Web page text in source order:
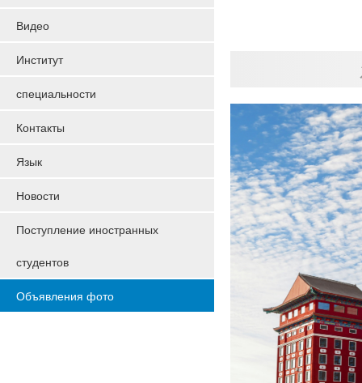
Видео
Институт
специальности
Контакты
Язык
Новости
Поступление иностранных
студентов
Объявления фото